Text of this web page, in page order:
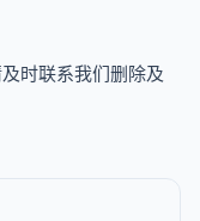
时联系我们删除及